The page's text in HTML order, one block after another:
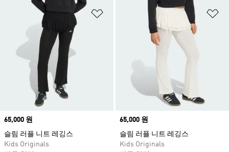
위시리스트 담기
Price
65,000 원
슬림 러플 니트 레깅스
Kids Originals
Price
65,000 원
슬림 러플 니트 레깅스
Kids Originals